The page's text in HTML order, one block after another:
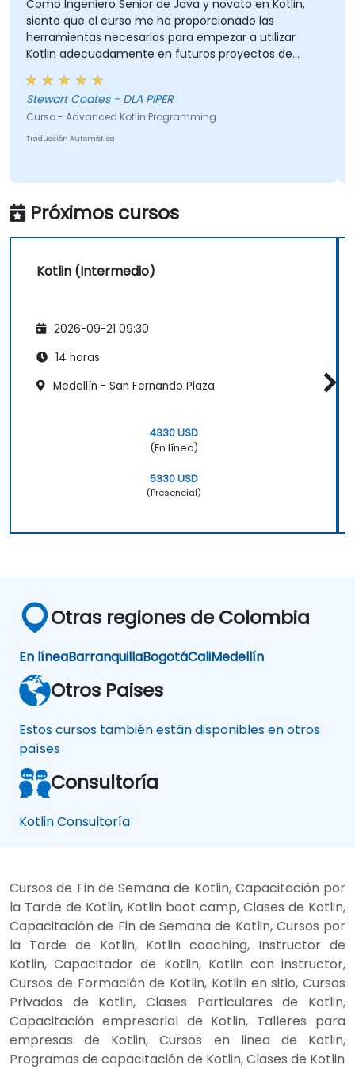
una interoperabilidad perfecta con Java.
Como Ingeniero Senior de Java y novato en Kotlin,
siento que el curso me ha proporcionado las
herramientas necesarias para empezar a utilizar
Kotlin adecuadamente en futuros proyectos de
desarrollo.
Stewart Coates - DLA PIPER
Curso - Advanced Kotlin Programming
Traducción Automática
Próximos cursos
Kotlin (Intermedio)
2026-09-21 09:30
14 horas
Medellín - San Fernando Plaza
4330 USD
(En línea)
5330 USD
(Presencial)
Otras regiones de Colombia
En líneaBarranquillaBogotáCaliMedellín
Otros Paises
Estos cursos también están disponibles en otros
países
Consultoría
Kotlin Consultoría
Cursos de Fin de Semana de Kotlin, Capacitación por
la Tarde de Kotlin, Kotlin boot camp, Clases de Kotlin,
Capacitación de Fin de Semana de Kotlin, Cursos por
la Tarde de Kotlin, Kotlin coaching, Instructor de
Kotlin, Capacitador de Kotlin, Kotlin con instructor,
Cursos de Formación de Kotlin, Kotlin en sitio, Cursos
Privados de Kotlin, Clases Particulares de Kotlin,
Capacitación empresarial de Kotlin, Talleres para
empresas de Kotlin, Cursos en linea de Kotlin,
Programas de capacitación de Kotlin, Clases de Kotlin